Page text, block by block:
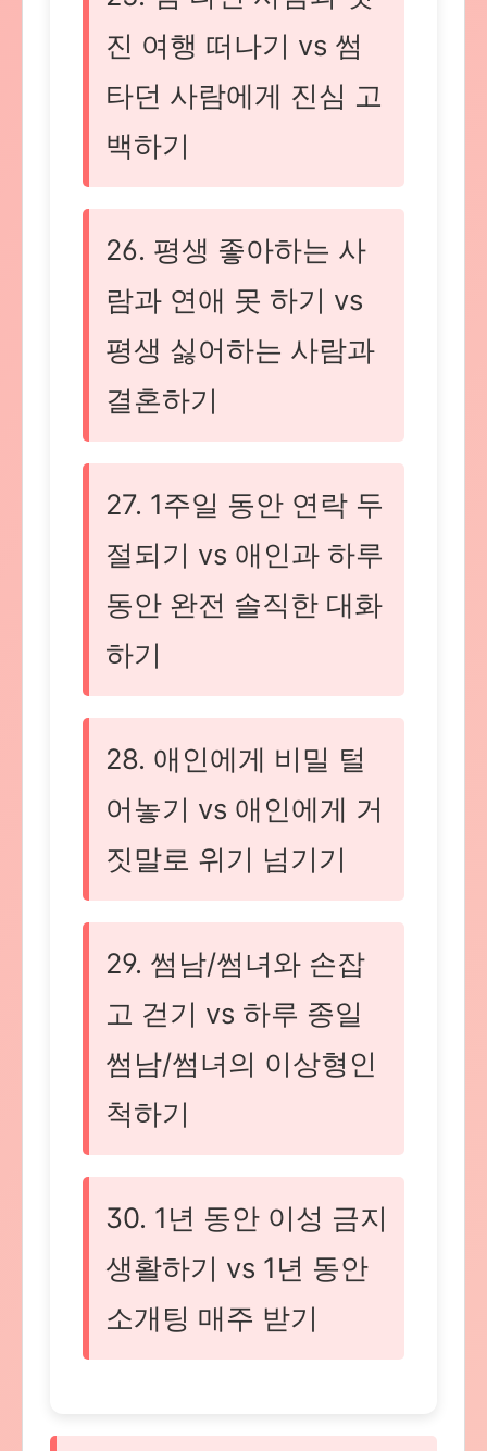
진 여행 떠나기 vs 썸
타던 사람에게 진심 고
백하기
26. 평생 좋아하는 사
람과 연애 못 하기 vs
평생 싫어하는 사람과
결혼하기
27. 1주일 동안 연락 두
절되기 vs 애인과 하루
동안 완전 솔직한 대화
하기
28. 애인에게 비밀 털
어놓기 vs 애인에게 거
짓말로 위기 넘기기
29. 썸남/썸녀와 손잡
고 걷기 vs 하루 종일
썸남/썸녀의 이상형인
척하기
30. 1년 동안 이성 금지
생활하기 vs 1년 동안
소개팅 매주 받기